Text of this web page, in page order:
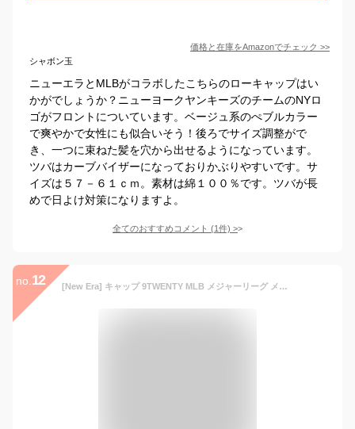
価格と在庫をAmazonでチェック >>
シャボン玉
ニューエラとMLBがコラボしたこちらのローキャップはい
かがでしょうか？ニューヨークヤンキーズのチームのNYロ
ゴがフロントについています。ベージュ系のぺブルカラー
で爽やかで女性にも似合いそう！後ろでサイズ調整がで
き、一つに束ねた髪を穴から出せるようになっています。
ツバはカーブバイザーになっておりかぶりやすいです。サ
イズは５７－６１ｃｍ。素材は綿１００％です。ツバが長
めで日よけ対策になりますよ。
全てのおすすめコメント (1件) >
no. 12 [New Era] キャップ 9TWENTY MLB メジャーリーグ メンズ レディース ローキャップ ブランド ロゴ 帽子 野球 男女兼用 ゴルフ NEWERA ニューヨーク・ヤンキース エッセンシャル ブラック 黒 Free Size 60348852 [並行輸入品]